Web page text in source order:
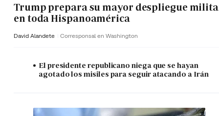
Trump prepara su mayor despliegue
en toda Hispanoamérica
David Alandete Corresponsal en Washington
El presidente republicano niega que se hayan
agotado los misiles para seguir atacando a Irán